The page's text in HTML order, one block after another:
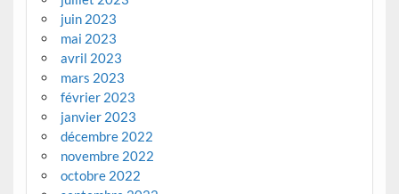
juin 2023
mai 2023
avril 2023
mars 2023
février 2023
janvier 2023
décembre 2022
novembre 2022
octobre 2022